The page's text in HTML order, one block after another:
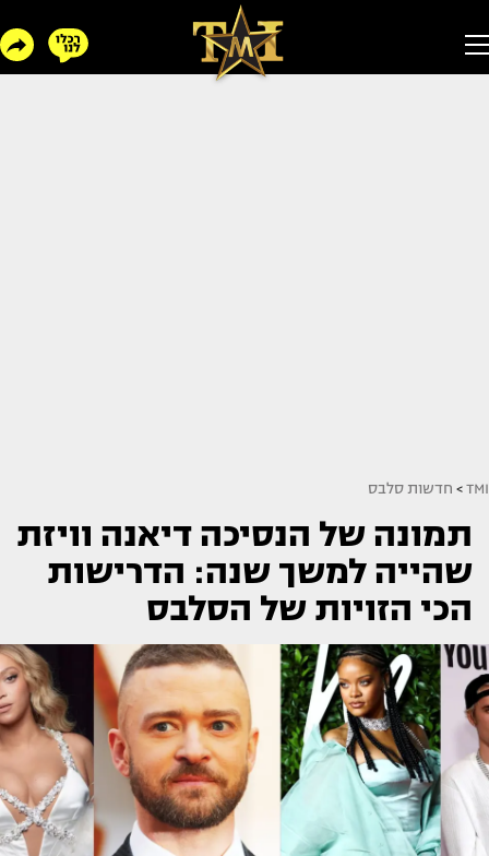
TMI
> חדשות סלבס
תמונה של הנסיכה דיאנה וויזת
שהייה למשך שנה: הדרישות
הכי הזויות של הסלבס